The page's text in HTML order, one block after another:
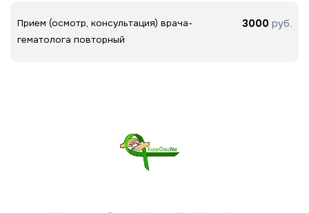
Прием (осмотр, консультация) врача-
гематолога повторный
3000 руб.